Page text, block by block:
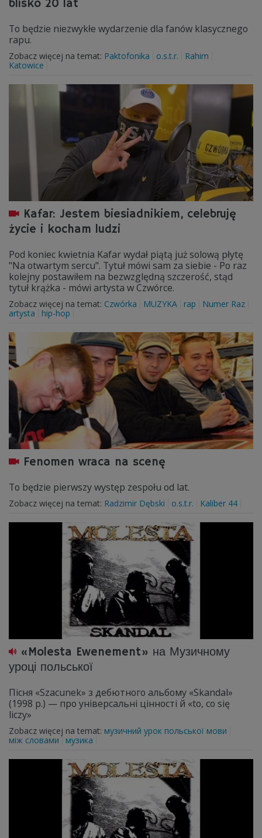
blisko 20 lat
To będzie niezwykłe wydarzenie dla fanów klasycznego
rapu.
Zobacz więcej na temat: Paktofonika o.s.t.r.
Rahim
Katowice
Kafar: Jestem biesiadnikiem, celebruję
życie i kocham ludzi
Pod koniec kwietnia Kafar wydał piątą już solową płytę
"Na otwartym sercu". Tytuł mówi sam za siebie - Po raz
kolejny postawiłem na bezwzględną szczerość, stąd
tytuł krążka - mówi artysta w Czwórce.
Zobacz więcej na temat: Czwórka MUZYKA rap
Numer Raz
artysta
hip-hop
Fenomen wraca na scenę
To będzie pierwszy występ zespołu od lat.
Zobacz więcej na temat: Radzimir Dębski o.s.t.r. Kaliber 44
«Molesta Ewenement» на Музичному
уроці польської
Пісня «Szacunek» з дебютного альбому «Skandal»
(1998 р.) — про універсальні цінності й «to, co się
liczy»
Zobacz więcej na temat: музичний урок польської мови
між словами
музика